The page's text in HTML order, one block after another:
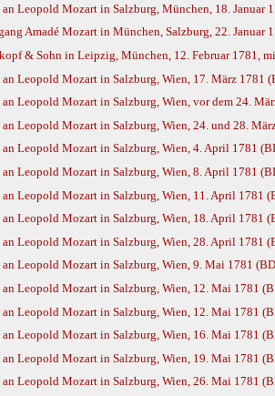
Leopold Mozart in Salzburg, München, 18. Januar
Amadé Mozart in München, Salzburg, 22. Januar
& Sohn in Leipzig, München, 12. Februar 1781,
Leopold Mozart in Salzburg, Wien, 17. März 1781
Leopold Mozart in Salzburg, Wien, vor dem 24.
Leopold Mozart in Salzburg, Wien, 24. und 28.
Leopold Mozart in Salzburg, Wien, 4. April 1781
Leopold Mozart in Salzburg, Wien, 8. April 1781
Leopold Mozart in Salzburg, Wien, 11. April 1781
Leopold Mozart in Salzburg, Wien, 18. April 1781
Leopold Mozart in Salzburg, Wien, 28. April 1781
Leopold Mozart in Salzburg, Wien, 9. Mai 1781
Leopold Mozart in Salzburg, Wien, 12. Mai 1781
Leopold Mozart in Salzburg, Wien, 12. Mai 1781
Leopold Mozart in Salzburg, Wien, 16. Mai 1781
Leopold Mozart in Salzburg, Wien, 19. Mai 1781
Leopold Mozart in Salzburg, Wien, 26. Mai 1781